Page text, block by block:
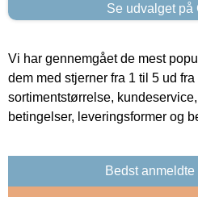
Se udvalget på
Vi har gennemgået de mest
dem med stjerner fra 1 til 5 ud
sortimentstørrelse,
betingelser, leveringsformer og
Bedst